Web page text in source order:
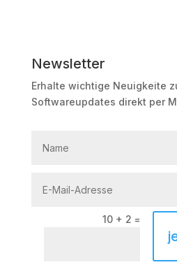
Newsletter
Erhalte wichtige Neuigkeite
Softwareupdates direkt per
10 + 2 =